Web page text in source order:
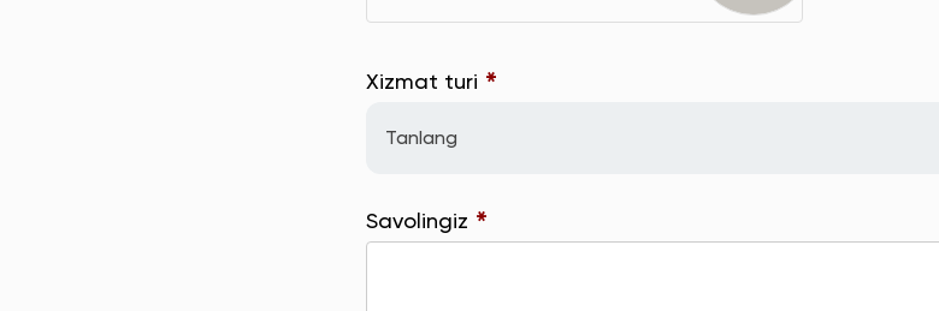
Xizmat turi *
Tanlang
Savolingiz *